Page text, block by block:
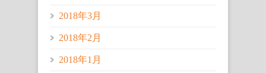
2018年3月
2018年2月
2018年1月